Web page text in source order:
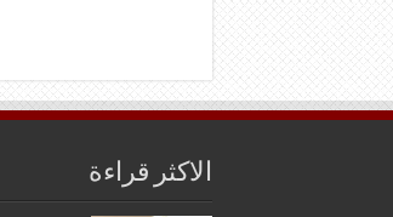
الاكثر قراءة